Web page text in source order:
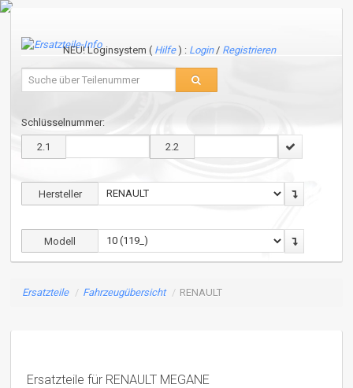
NEU! Loginsystem ( Hilfe) : Login / Registrieren
Schlüsselnummer:
2.1 2.2
Hersteller
Modell
Ersatzteile / Fahrzeugübersicht / RENAULT
Ersatzteile für RENAULT MEGANE